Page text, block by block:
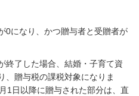
0になり、かつ贈与者と受贈者が
終了した場合、結婚・子育て資
、贈与税の課税対象になりま
月 1 日以降に贈与された部分は、直